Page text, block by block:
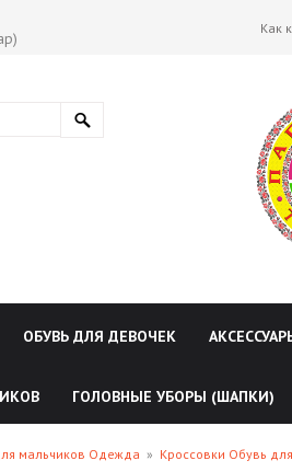
Как
ОБУВЬ ДЛЯ ДЕВОЧЕК
ГОЛОВНЫЕ УБОРЫ (ШАПКИ)
мальчиков Одежда » Кроссовки Обувь